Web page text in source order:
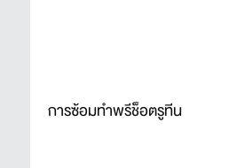
การซ้อมทำพรีช็อตรูทีน